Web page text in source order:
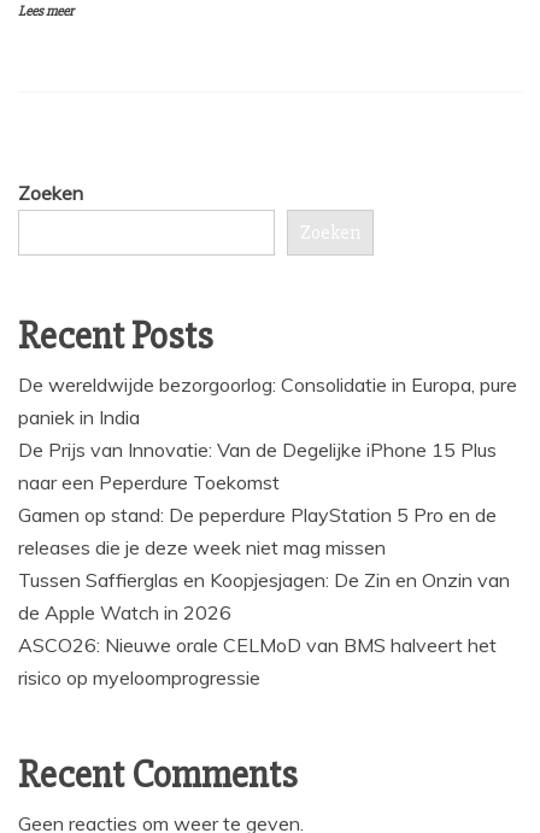
Lees meer
Zoeken
Zoeken
Recent Posts
De wereldwijde bezorgoorlog: Consolidatie in Europa, pure
paniek in India
De Prijs van Innovatie: Van de Degelijke iPhone 15 Plus
naar een Peperdure Toekomst
Gamen op stand: De peperdure PlayStation 5 Pro en de
releases die je deze week niet mag missen
Tussen Saffierglas en Koopjesjagen: De Zin en Onzin van
de Apple Watch in 2026
ASCO26: Nieuwe orale CELMoD van BMS halveert het
risico op myeloomprogressie
Recent Comments
Geen reacties om weer te geven.